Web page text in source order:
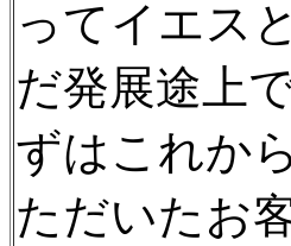
ってイエス
だ発展途上
ずはこれか
ただいたお